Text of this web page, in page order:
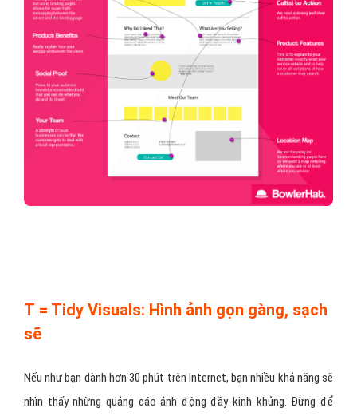
T = Tidy Visuals: Hình ảnh gọn gàng, sạch
sẽ
Nếu như bạn dành hơn 30 phút trên Internet, bạn nhiều khả năng sẽ
nhìn thấy những quảng cáo ảnh động đầy kinh khủng. Đừng để